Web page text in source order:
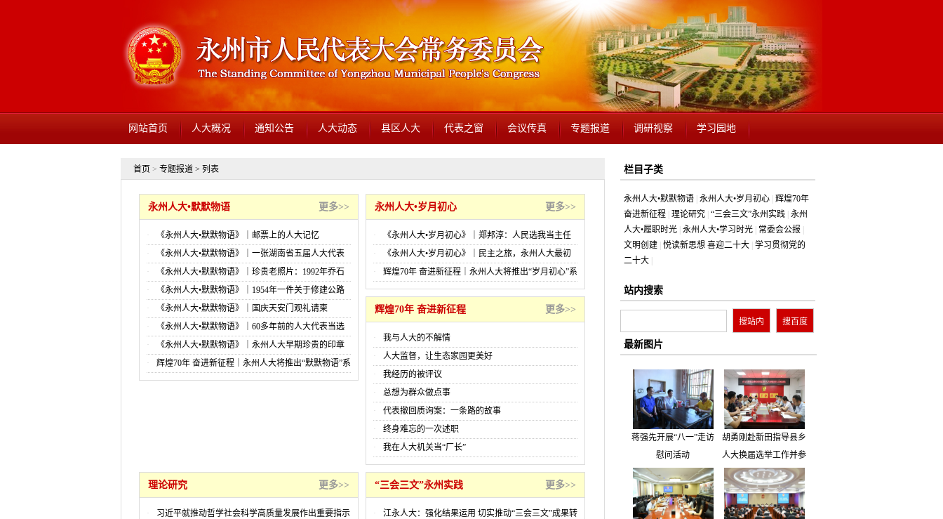
网站首页 人大概况 通知公告 人大动态 县区人大 代表之窗 会议传真 专题报道 调研视察 学习园地
首页 > 专题报道 > 列表
永州人大•默默物语 更多>>
《永州人大•默默物语》｜邮票上的人大记忆
《永州人大•默默物语》｜一张湖南省五届人大代表
证背后的为民情怀
《永州人大•默默物语》｜珍贵老照片：1992年乔石
视察永州
《永州人大•默默物语》｜1954年一件关于修建公路
的提案《永州人大•默默物语》｜国庆天安门观礼请柬
《永州人大•默默物语》｜60多年前的人大代表当选
证书长啥样？
《永州人大•默默物语》｜永州人大早期珍贵的印章
辉煌70年 奋进新征程｜永州人大将推出“默默物语”系
列报道
永州人大•岁月初心 更多>>
《永州人大•岁月初心》｜郑邦淳：人民选我当主任
我当主任为人民
《永州人大•岁月初心》｜民主之旅，永州人大最初
的样子
辉煌70年 奋进新征程｜永州人大将推出“岁月初心”系
列报道
辉煌70年 奋进新征程 更多>>
我与人大的不解情
人大监督，让生态家园更美好
我经历的被评议
总想为群众做点事
代表撤回质询案：一条路的故事
终身难忘的一次述职
我在人大机关当“厂长”
理论研究 更多>>
习近平就推动哲学社会科学高质量发展作出重要指示
“三会三文”永州实践 更多>>
江永人大：强化结果运用 切实推动“三会三文”成果转
栏目子类
永州人大•默默物语 永州人大•岁月初心 辉煌70年
奋进新征程 理论研究 “三会三文”永州实践 永州
人大•履职时光 永州人大•学习时光 常委会公报
文明创建 悦读新思想 喜迎二十大 学习贯彻党的
二十大
站内搜索
最新图片
蒋强先开展“八一”走访
慰问活动
胡勇刚赴新田指导县乡
人大换届选举工作并参
加市人大代表小组主题
活动